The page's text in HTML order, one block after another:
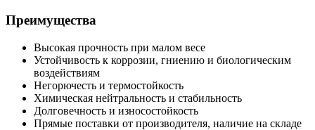
Преимущества
Высокая прочность при малом весе
Устойчивость к коррозии, гниению и биологическим
воздействиям
Негорючесть и термостойкость
Химическая нейтральность и стабильность
Долговечность и износостойкость
Прямые поставки от производителя, наличие на складе